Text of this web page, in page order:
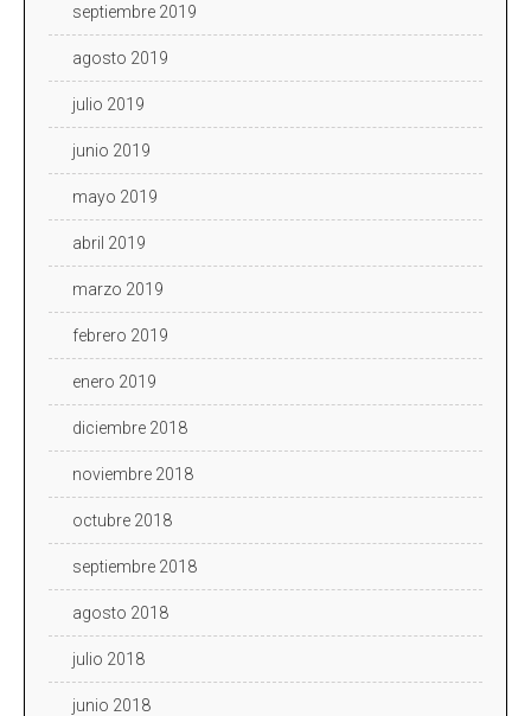
septiembre 2019
agosto 2019
julio 2019
junio 2019
mayo 2019
abril 2019
marzo 2019
febrero 2019
enero 2019
diciembre 2018
noviembre 2018
octubre 2018
septiembre 2018
agosto 2018
julio 2018
junio 2018